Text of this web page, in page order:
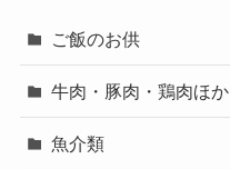
ご飯のお供
牛肉・豚肉・鶏肉ほか
魚介類